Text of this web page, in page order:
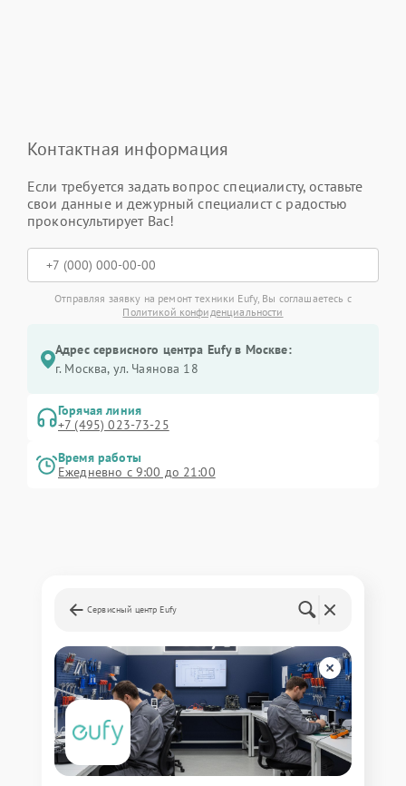
Контактная информация
Если требуется задать вопрос специалисту, оставьте
свои данные и дежурный специалист с радостью
проконсультирует Вас!
Отправляя заявку на ремонт техники Eufy, Вы соглашаетесь с
Политикой конфиденциальности
Адрес сервисного центра Eufy в Москве:
г. Москва, ул. Чаянова 18
Горячая линия
+7 (495) 023-73-25
Время работы
Ежедневно с 9:00 до 21:00
Сервисный центр Eufy